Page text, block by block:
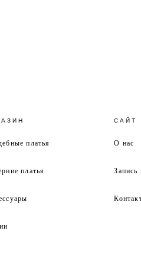
платья
платья
САЙТ
О нас
Запись